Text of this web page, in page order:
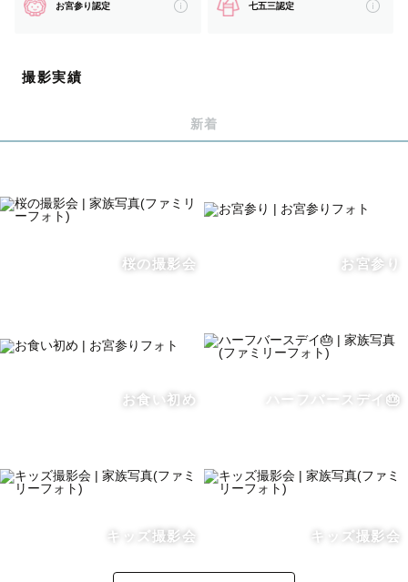
🍊撮影に込める想い🍊
憶として残り続ける。いつでもその時のことを鮮明に想い
出させてくれて元気をくれる。写真にはそんな力があると
皆様の幸せに寄り添い、今しか残すことができない、かけ
の連鎖」が起きるような写真、見返したくなるような「宝
– – – – –♡– –
🍊撮影について🍊
お宮参り認定 七五三認定
撮影実績
新着
桜の撮影会 お宮参り
お食い初め ハーフバースデイ🎂
キッズ撮影会 キッズ撮影会